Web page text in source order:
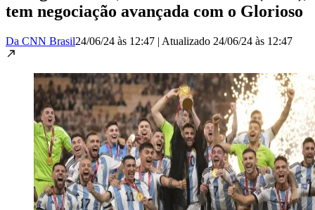
tem negociação avançada com o Glorioso
Da CNN Brasil24/06/24 às 12:47 | Atualizado 24/06/24 às 12:47